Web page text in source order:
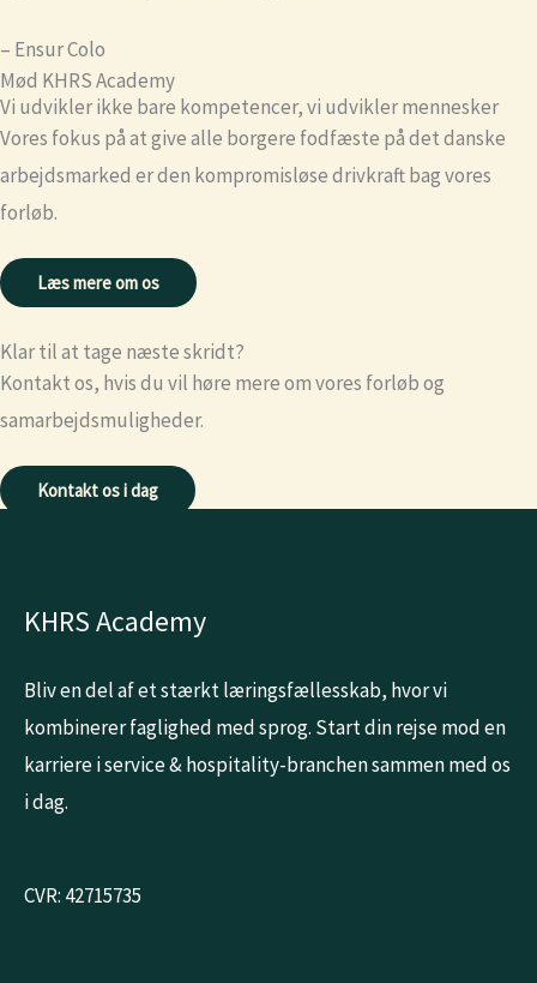
– Ensur Colo
Mød KHRS Academy
Vi udvikler ikke bare kompetencer, vi udvikler mennesker
Vores fokus på at give alle borgere fodfæste på det danske
arbejdsmarked er den kompromisløse drivkraft bag vores
forløb.
Læs mere om os
Klar til at tage næste skridt?
Kontakt os, hvis du vil høre mere om vores forløb og
samarbejdsmuligheder.
Kontakt os i dag
KHRS Academy
Bliv en del af et stærkt læringsfællesskab, hvor vi
kombinerer faglighed med sprog. Start din rejse mod en
karriere i service & hospitality-branchen sammen med os
i dag.
CVR: 42715735